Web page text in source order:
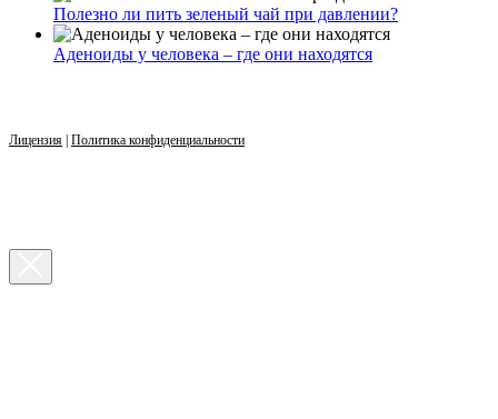
Полезно ли пить зеленый чай при давлении?
Аденоиды у человека – где они находятся
Лицензия Политика конфиденциальности